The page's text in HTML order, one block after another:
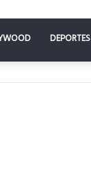
DEPORTES